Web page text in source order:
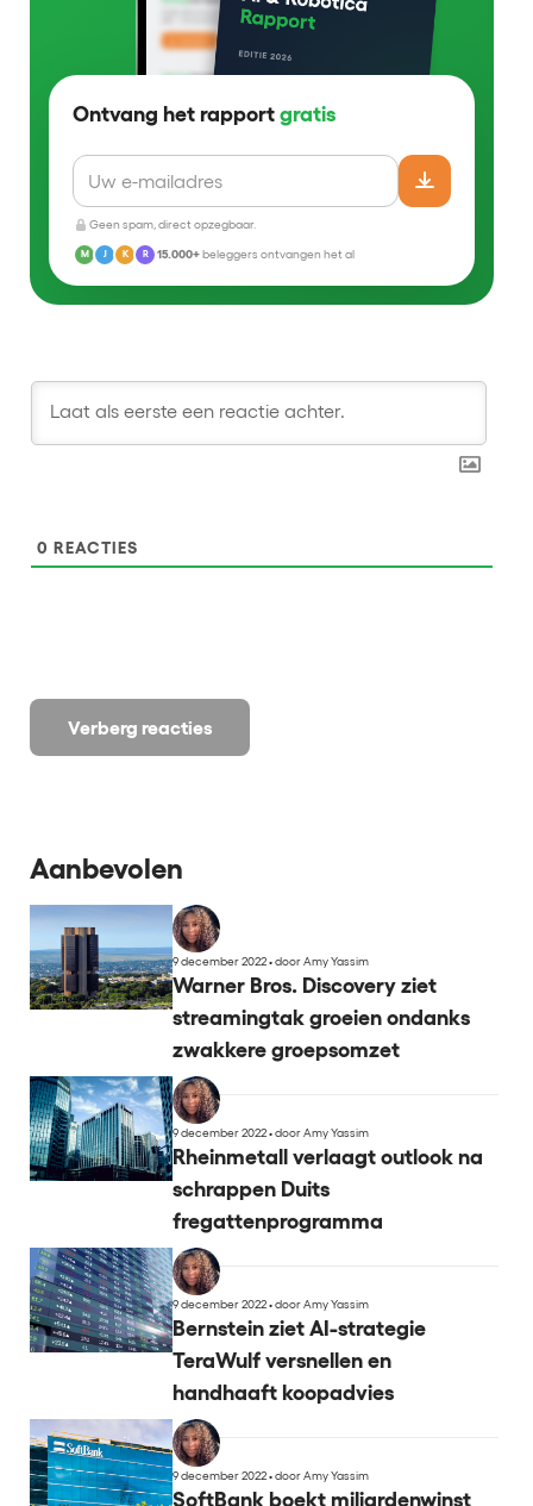
Ontvang het rapport gratis
Geen spam, direct opzegbaar.
M J K R 15.000+beleggers ontvangen het al
Verberg reacties
0 REACTIES
Aanbevolen
9 december 2022•door Amy Yassim
Warner Bros. Discovery ziet
streamingtak groeien ondanks
zwakkere groepsomzet
9 december 2022•door Amy Yassim
Rheinmetall verlaagt outlook na
schrappen Duits
fregattenprogramma
9 december 2022•door Amy Yassim
Bernstein ziet AI-strategie
TeraWulf versnellen en
handhaaft koopadvies
9 december 2022•door Amy Yassim
SoftBank boekt miljardenwinst